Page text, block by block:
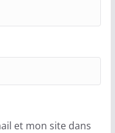
et mon site dans